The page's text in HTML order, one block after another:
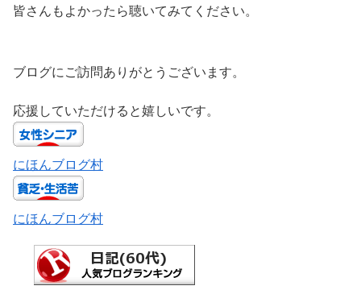
皆さんもよかったら聴いてみてください。
ブログにご訪問ありがとうございます。
応援していただけると嬉しいです。
にほんブログ村
にほんブログ村